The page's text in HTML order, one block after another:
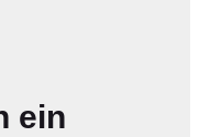
ein